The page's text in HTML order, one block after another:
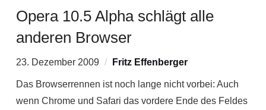
Opera 10.5 Alpha schlägt alle
anderen Browser
23. Dezember 2009 Fritz Effenberger
Das Browserrennen ist noch lange nicht vorbei: Auch
wenn Chrome und Safari das vordere Ende des Feldes